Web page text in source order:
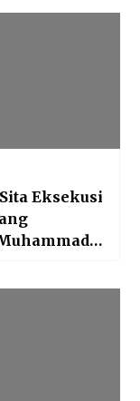
Eksekusi